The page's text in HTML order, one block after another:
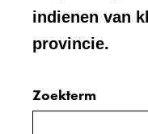
indienen van
provincie.
Zoeken
Zoekterm